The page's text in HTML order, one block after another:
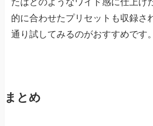
的に合わせたプリセットも収録さ
通り試してみるのがおすすめです。
まとめ